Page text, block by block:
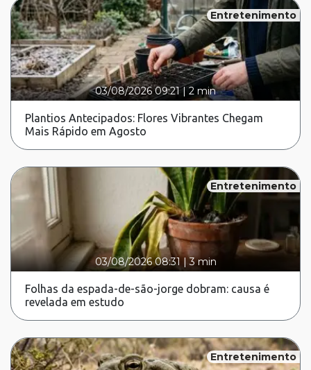
Entretenimento
03/08/2026 09:21|2 min
Plantios Antecipados: Flores Vibrantes Chegam
Mais Rápido em Agosto
Entretenimento
03/08/2026 08:31 |3 min
Folhas da espada-de-são-jorge dobram: causa é
revelada em estudo
Entretenimento